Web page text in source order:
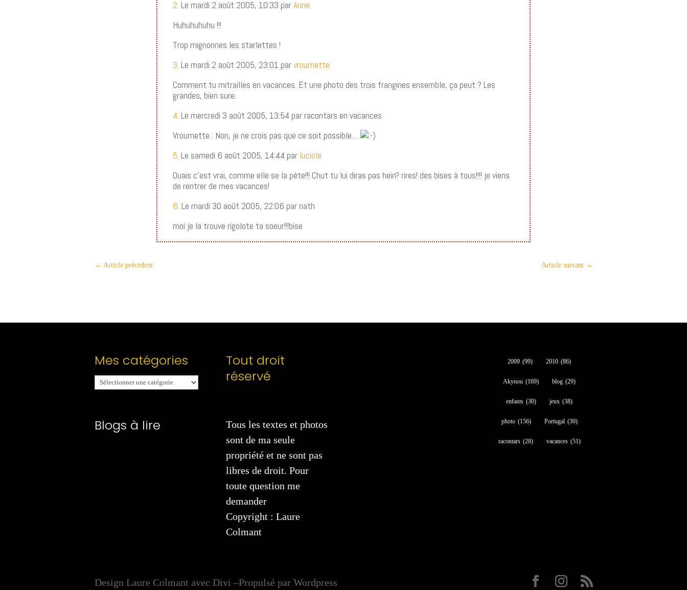
2. Le mardi 2 août 2005, 10:33 parAnne
Huhuhuhuhu !!!
Trop mignonnes les starlettes !
3. Le mardi 2 août 2005, 23:01 parvroumette
Comment tu mitrailles en vacances. Et une photo des trois frangines ensemble, ça peut ? Les
grandes, bien sure.
4. Le mercredi 3 août 2005, 13:54 par racontars en vacances
Vroumette : Non, je ne crois pas que ce soit possible…
5. Le samedi 6 août 2005, 14:44 par luciole
Ouais c’est vrai, comme elle se la pète!!! Chut tu lui diras pas hein? rires! des bises à tous!!!! je viens
de rentrer de mes vacances!
6. Le mardi 30 août 2005, 22:06 par nath
moi je la trouve rigolote ta soeur!!!bise
← Article précédent Article suivant→
Mes catégories
Mes
catégories
Blogs à lire
Tout droit
réservé
Tous les textes et photos
sont de ma seule
propriété et ne sont pas
libres de droit. Pour
toute question me
demander
Copyright : Laure
Colmant
2009 (99) 2010 (86)
Akynou (169) blog (29)
enfants (30) jeux (38)
photo (156) Portugal (30)
racontars (28) vacances (51)
Design Laure Colmant avec Divi –Propulsé par Wordpress